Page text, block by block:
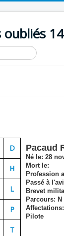
oubliés
D
H
L
P
T
Pacaud
Né le: 28
Mort le:
Profession
Passé à
Brevet
Parcours:
Affectations:
Pilote